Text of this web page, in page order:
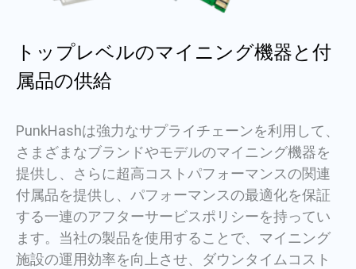
トップレベルのマイニング機器と付
属品の供給
PunkHashは強力なサプライチェーンを利用して、
さまざまなブランドやモデルのマイニング機器を
提供し、さらに超高コストパフォーマンスの関連
付属品を提供し、パフォーマンスの最適化を保証
する一連のアフターサービスポリシーを持ってい
ます。当社の製品を使用することで、マイニング
施設の運用効率を向上させ、ダウンタイムコスト